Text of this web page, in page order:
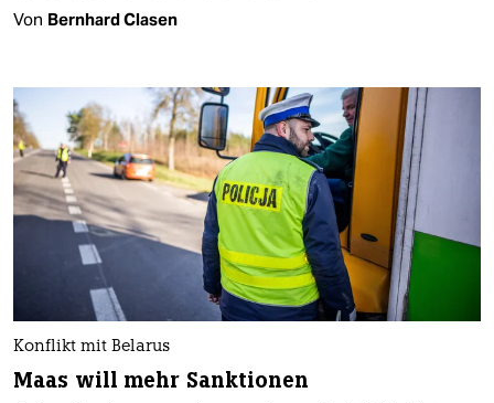
Von Bernhard Clasen
Konflikt mit Belarus
Maas will mehr Sanktionen